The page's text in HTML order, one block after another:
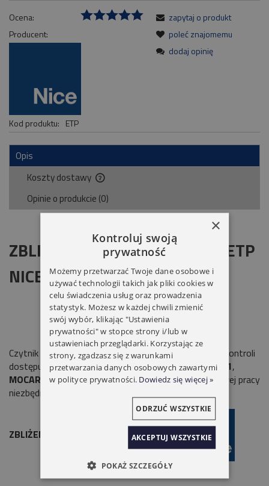
Ocena:
Producent:
Kod produktu: ETP
zapytaj o produkt
poleć znajomemu
dodaj opinię
Opis
Koszty dostawy
Cena nie zawiera ewentualnych kosztów płatności
Opinie o produkcie (0)
ZBLIŻENIOWY CZYTNIK KART ETP
NICE
Czytnik kart zbliżeniowychETPjest częścią systemu kontroli
dostępu
NICE.Współpracuje z kartamiMOCARD, HSB1,
MOCARDP(z możliwością zmiany kodu). Do prawidłowej pracy
niezbędny jest również
ZBLIŻENIOWY CZYTNIK KART ETP NICE
×
Kontroluj swoją
prywatność
Możemy przetwarzać Twoje dane osobowe i
używać technologii takich jak pliki cookies w
celu świadczenia usług oraz prowadzenia
statystyk. Możesz w każdej chwili zmienić
swój wybór, klikając "Ustawienia
prywatności" w stopce strony i/lub w
ustawieniach przeglądarki. Korzystając ze
strony, zgadzasz się z warunkami
przetwarzania danych osobowych zawartymi
w polityce prywatności. Dowiedz się więcej »
AKCEPTUJ WSZYSTKIE
ODRZUĆ WSZYSTKIE
POKAŻ SZCZEGÓŁY